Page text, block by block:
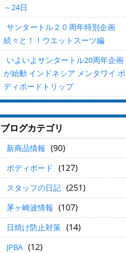
～24日
サンタートル２０周年特別企画
続々と！！ウエットスーツ編
いよいよサンタートル20周年企画
が始動 インドネシア メンタワイ ボ
ディボードトリップ
ブログカテゴリ
新商品情報 (90)
ボディボード (127)
スタッフの日記 (251)
茅ヶ崎波情報 (107)
日焼け防止対策 (14)
JPBA (12)